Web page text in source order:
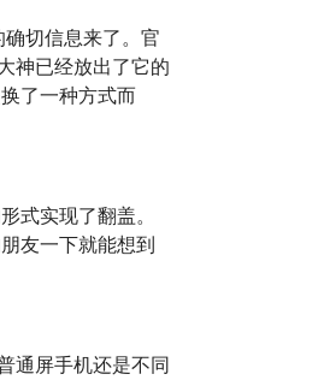
切信息来了。官
神已经放出了它的
了一种方式而
式实现了翻盖。
友一下就能想到
通屏手机还是不同